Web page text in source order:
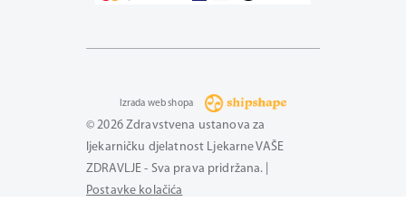
© 2026 Zdravstvena ustanova za
ljekarničku djelatnost Ljekarne VAŠE
ZDRAVLJE - Sva prava pridržana. |
Postavke kolačića
Izrada web shopa